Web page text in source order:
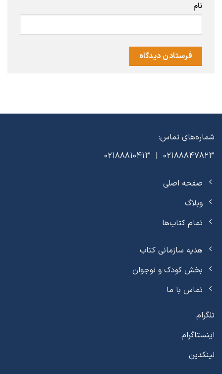
نام
شماره‌های تماس:
02188847823 | 02188810413
صفحه اصلی
وبلاگ
تمام کتاب‌ها
هدیه سازمانی کتاب
بخش کودک و نوجوان
تماس با ما
تلگرام
اینستاگرام
لینکدین